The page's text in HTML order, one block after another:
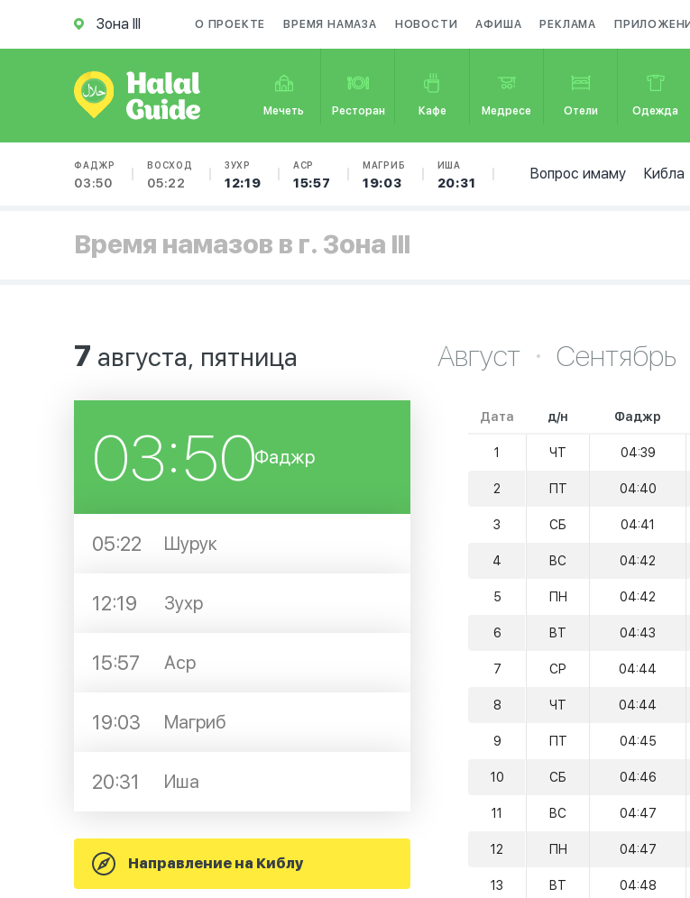
Зона III О ПРОЕКТЕ ВРЕМЯ НАМАЗА НОВОСТИ АФИША РЕКЛАМА
Мечеть Ресторан Кафе Медресе Отели Одежда
ФАДЖР
03:50
ВОСХОД
05:22
ЗУХР
12:19
АСР
15:57
МАГРИБ
19:03
ИША
20:31
Вопрос имаму Кибла
Время намазов в г. Зона III
7 августа, пятница
03:50Фаджр
05:22 Шурук
12:19 Зухр
15:57 Аср
19:03 Магриб
20:31 Иша
Направление на Киблу
Август Сентябрь
Дата д/н Фаджр
1 ЧТ 04:39
2 ПТ 04:40
3 СБ 04:41
4 ВС 04:42
5 ПН 04:42
6 ВТ 04:43
7 СР 04:44
8 ЧТ 04:44
9 ПТ 04:45
10 СБ 04:46
11 ВС 04:47
12 ПН 04:47
13 ВТ 04:48